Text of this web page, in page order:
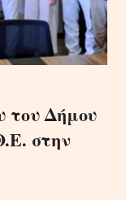
του Δήμου
στην